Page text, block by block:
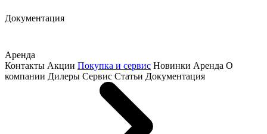
Документация
Аренда
Контакты Акции Покупка и сервис Новинки Аренда О
компании Дилеры Сервис Статьи Документация